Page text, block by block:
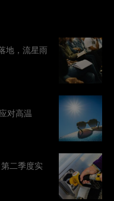
地，流星雨
对高温
二季度实